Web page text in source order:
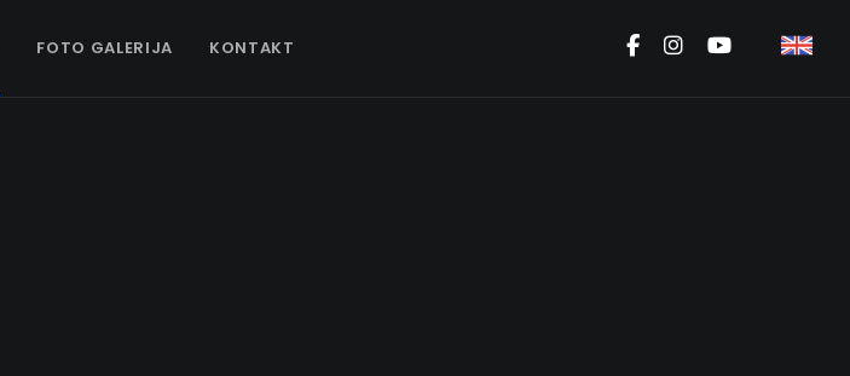
FOTO GALERIJA KONTAKT